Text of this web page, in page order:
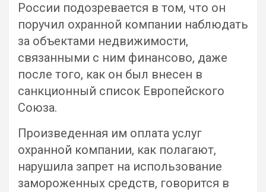
России подозревается в том, что он
поручил охранной компании наблюдать
за объектами недвижимости,
связанными с ним финансово, даже
после того, как он был внесен в
санкционный список Европейского
Союза.
Произведенная им оплата услуг
охранной компании, как полагают,
нарушила запрет на использование
замороженных средств, говорится в